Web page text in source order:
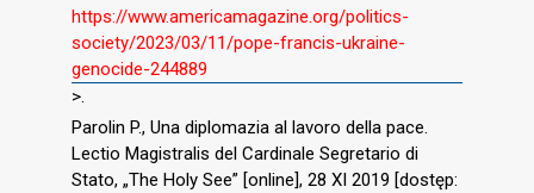
https://www.americamagazine.org/politics-
society/2023/03/11/pope-francis-ukraine-
genocide-244889
>.
Parolin P., Una diplomazia al lavoro della pace.
Lectio Magistralis del Cardinale Segretario di
Stato, „The Holy See” [online], 28 XI 2019 [dostęp: